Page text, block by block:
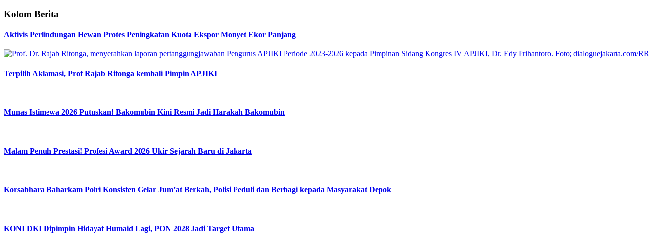
Kolom Berita
Aktivis Perlindungan Hewan Protes Peningkatan Kuota Ekspor Monyet Ekor Panjang
Terpilih Aklamasi, Prof Rajab Ritonga kembali Pimpin APJIKI
Munas Istimewa 2026 Putuskan! Bakomubin Kini Resmi Jadi Harakah Bakomubin
Malam Penuh Prestasi! Profesi Award 2026 Ukir Sejarah Baru di Jakarta
Korsabhara Baharkam Polri Konsisten Gelar Jum’at Berkah, Polisi Peduli dan Berbagi kepada Masyarakat Depok
KONI DKI Dipimpin Hidayat Humaid Lagi, PON 2028 Jadi Target Utama